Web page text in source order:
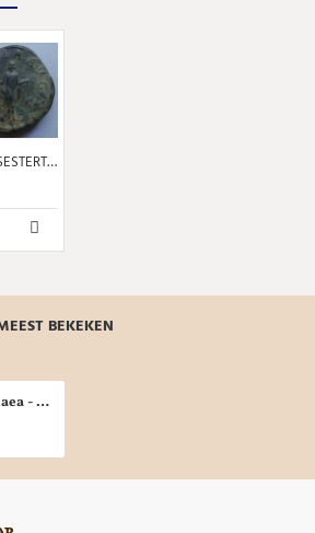
Gordianus III - Laetitia SESTERTIUS grote munt 33 mm! (JUL2017)
BEKEKEN
Julia Mamaea - sestertius FECVNDITAS AVGVSTAE ! (JUL1806)